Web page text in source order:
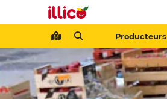
Producteurs